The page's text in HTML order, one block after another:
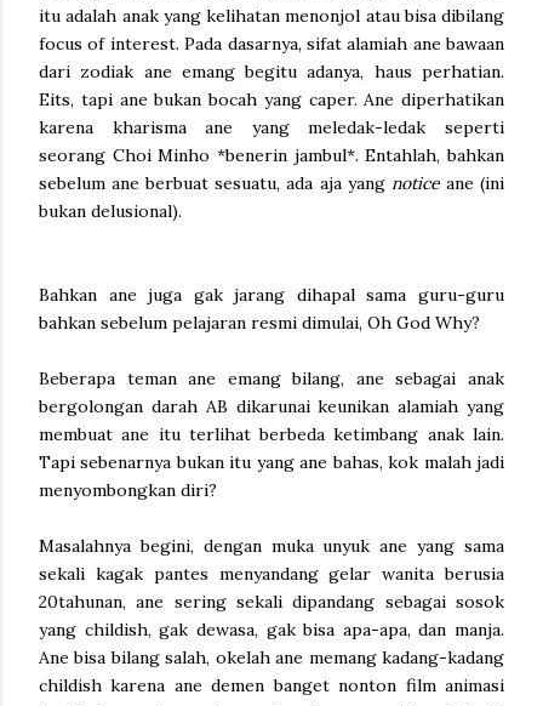
itu adalah anak yang kelihatan menonjol atau bisa dibilang
focus of interest. Pada dasarnya, sifat alamiah ane bawaan
dari zodiak ane emang begitu adanya, haus perhatian.
Eits, tapi ane bukan bocah yang caper. Ane diperhatikan
karena kharisma ane yang meledak-ledak seperti
seorang Choi Minho *benerin jambul*. Entahlah, bahkan
sebelum ane berbuat sesuatu, ada aja yang noticeane (ini
bukan delusional).
Bahkan ane juga gak jarang dihapal sama guru-guru
bahkan sebelum pelajaran resmi dimulai, Oh God Why?
Beberapa teman ane emang bilang, ane sebagai anak
bergolongan darah AB dikarunai keunikan alamiah yang
membuat ane itu terlihat berbeda ketimbang anak lain.
Tapi sebenarnya bukan itu yang ane bahas, kok malah jadi
menyombongkan diri?
Masalahnya begini, dengan muka unyuk ane yang sama
sekali kagak pantes menyandang gelar wanita berusia
20tahunan, ane sering sekali dipandang sebagai sosok
yang childish, gak dewasa, gak bisa apa-apa, dan manja.
Ane bisa bilang salah, okelah ane memang kadang-kadang
childish karena ane demen banget nonton film animasi